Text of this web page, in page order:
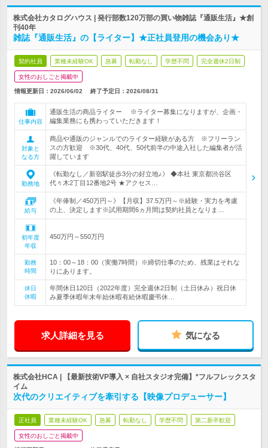
株式会社カタログハウス | 発行部数120万部の買い物雑誌『通販生活』★創
刊40年
雑誌『通販生活』の【ライター】★正社員登用の機会あり★
契約社員 業種未経験OK 急募 転勤なし 学歴不問 完全週休2日制
女性のおしごと掲載中
情報更新日：2026/06/02 終了予定日： 2026/08/31
仕事内容
通販生活の商品ライター ※ライター募集になりますが、企画・
編集業務にも携わっていただきます！
対象と
なる方
商品や通販のジャンルでのライター経験がある方 ※フリーラン
スの方歓迎 ※30代、40代、50代前半の中途入社した編集者が活
躍しています
勤務地
《転勤なし／新宿駅徒歩3分の好立地♪》 ◆本社 東京都渋谷区
代々木2丁目12番地2号 ★アクセス…
給与
《年俸制／450万円～》【月収】37.5万円～※経験・実力を考慮
の上、決定します※試用期間6ヵ月間は契約社員となりま…
初年度
年収
450万円～550万円
勤務
時間
10：00～18：00（実働7時間）※締切仕事のため、残業はそれな
りにあります。
休日
休暇
年間休日120日（2022年度）完全週休2日制（土日休み）祝日休
み夏季休暇年末年始休暇有給休暇慶弔休…
求人詳細を見る 気になる
株式会社HCA | 【最新技術VP導入 × 自社スタジオ完備】*フルフレックスタ
イム
次代のクリエイティブを牽引する【映像プロデューサー】
正社員 業種未経験OK 急募 転勤なし 学歴不問 第二新卒歓迎
女性のおしごと掲載中